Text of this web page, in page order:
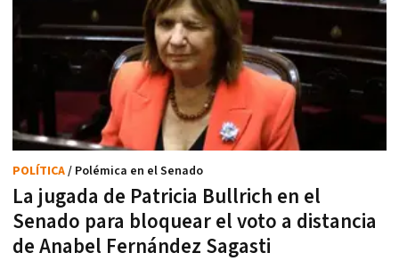
La jugada de Patricia Bullrich en el
Senado para bloquear el voto a distancia
de Anabel Fernández Sagasti
POLÍTICA/ Polémica en el Senado